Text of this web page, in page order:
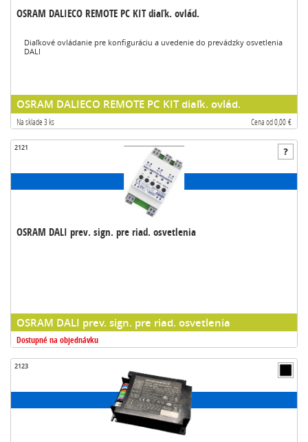
OSRAM DALIECO REMOTE PC KIT diaľk. ovlád.
Diaľkové ovládanie pre konfiguráciu a uvedenie do prevádzky osvetlenia
DALI
OSRAM DALIECO REMOTE PC KIT diaľk. ovlád.
Na sklade 3 ks Cena od 0,00 €
2121
OSRAM DALI prev. sign. pre riad. osvetlenia
OSRAM DALI prev. sign. pre riad. osvetlenia
Dostupné na objednávku
2123